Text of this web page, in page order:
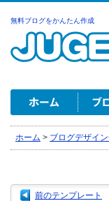
無料ブログをかんたん作成
ホーム > ブログデザイ
前のテンプレート